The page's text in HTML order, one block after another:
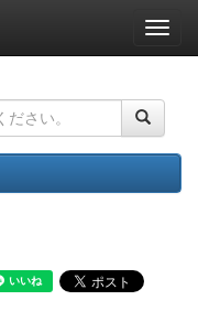
ナ
ビ
ー
ョ
ン